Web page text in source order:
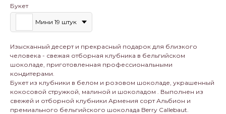
Букет
Мини 19 штук
Изысканный десерт и прекрасный подарок для близкого
человека - свежая отборная клубника в бельгийском
шоколаде, приготовленная профессиональными
кондитерами.
Букет из клубники в белом и розовом шоколаде, украшенный
кокосовой стружкой, малиной и шоколадом . Выполнен из
свежей и отборной клубники Армения сорт Альбион и
премиального бельгийского шоколада Berry Callebaut.